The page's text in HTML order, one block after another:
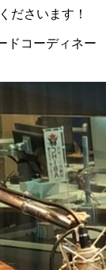
ださいます！
ドコーディネー